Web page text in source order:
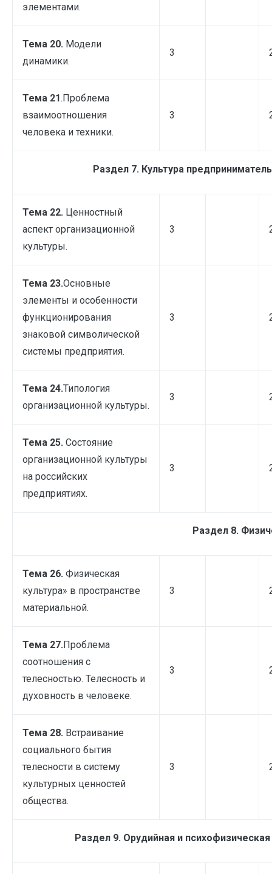
элементами.
Тема 20. Модели
динамики.
3
Тема 21.Проблема
взаимоотношения
человека и техники.
3
Раздел 7. Культура
Тема 22. Ценностный
аспект организационной
культуры.
3
Тема 23.Основные
элементы и особенности
функционирования
знаковой символической
системы предприятия.
3
Тема 24.Типология
организационной культуры.
3
Тема 25. Состояние
организационной культуры
на российских
предприятиях.
3
Раздел 8.
Тема 26. Физическая
культура» в пространстве
материальной.
3
Тема 27.Проблема
соотношения с
телесностью. Телесность и
духовность в человеке.
3
Тема 28. Встраивание
социального бытия
телесности в систему
культурных ценностей
общества.
3
Раздел 9. Орудийная и